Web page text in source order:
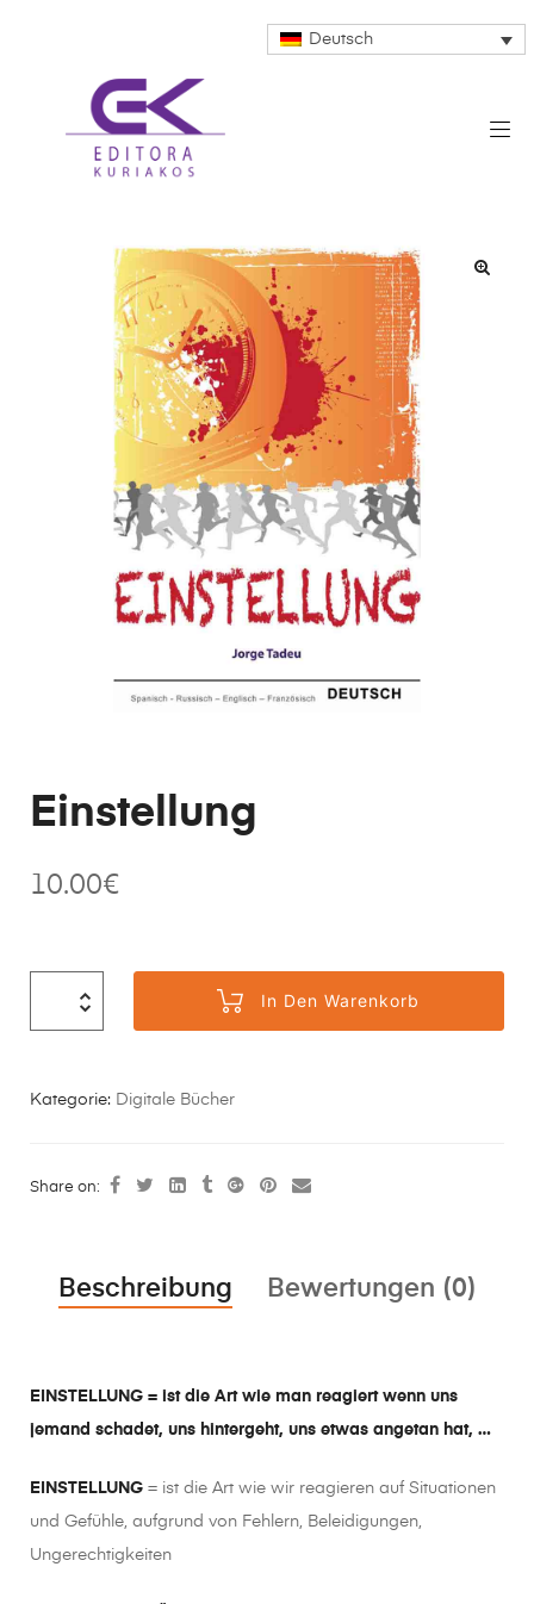
Deutsch
Einstellung
10.00€
In Den Warenkorb
Kategorie: Digitale Bücher
Share on:
Beschreibung Bewertungen (0)
EINSTELLUNG = ist die Art wie man reagiert wenn uns
jemand schadet, uns hintergeht, uns etwas angetan hat, …
EINSTELLUNG = ist die Art wie wir reagieren auf Situationen
und Gefühle, aufgrund von Fehlern, Beleidigungen,
Ungerechtigkeiten